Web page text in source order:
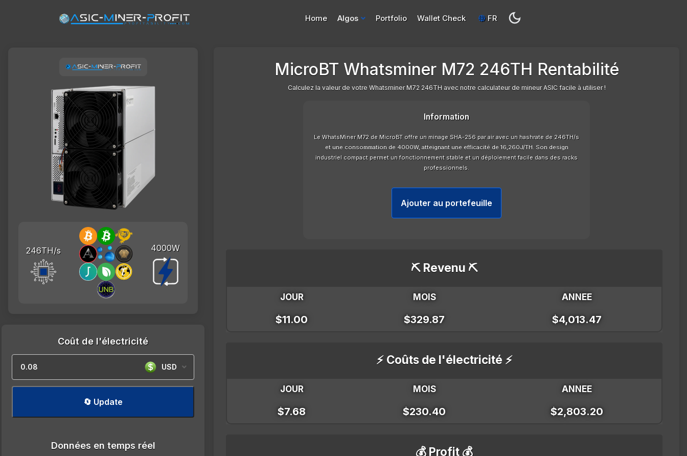
Home Algos Portfolio Wallet Check FR
246TH/s 4000W
Coût de l'électricité
USD
🔄 Update
Données en temps réel
MicroBT Whatsminer M72 246TH Rentabilité
Calculez la valeur de votre Whatsminer M72 246TH avec notre calculateur de mineur ASIC facile à utiliser !
Information
Le WhatsMiner M72 de MicroBT offre un minage SHA-256 par air avec un hashrate de 246TH/s
et une consommation de 4000W, atteignant une efficacité de 16,260J/TH. Son design
industriel compact permet un fonctionnement stable et un déploiement facile dans des racks
professionnels.
Ajouter au portefeuille
⛏️ Revenu ⛏️
JOUR MOIS ANNEE
$11.00 $329.87 $4,013.47
⚡ Coûts de l'électricité ⚡
JOUR MOIS ANNEE
$7.68 $230.40 $2,803.20
💰 Profit 💰